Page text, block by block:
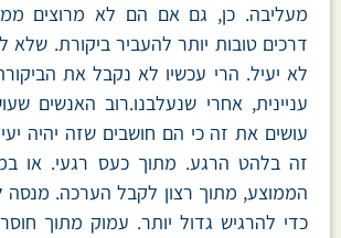
מעליבה. כן, גם אם הם לא מרוצים
דרכים טובות יותר להעביר ביקורת.
לא יעיל. הרי עכשיו לא נקבל את
עניינית, אחרי שנעלבנו.רוב האנשים
עושים את זה כי הם חושבים שזה יהיה
זה בלהט הרגע. מתוך כעס רגעי. או
הממוצע, מתוך רצון לקבל הערכה.
כדי להרגיש גדול יותר. עמוק מתוך